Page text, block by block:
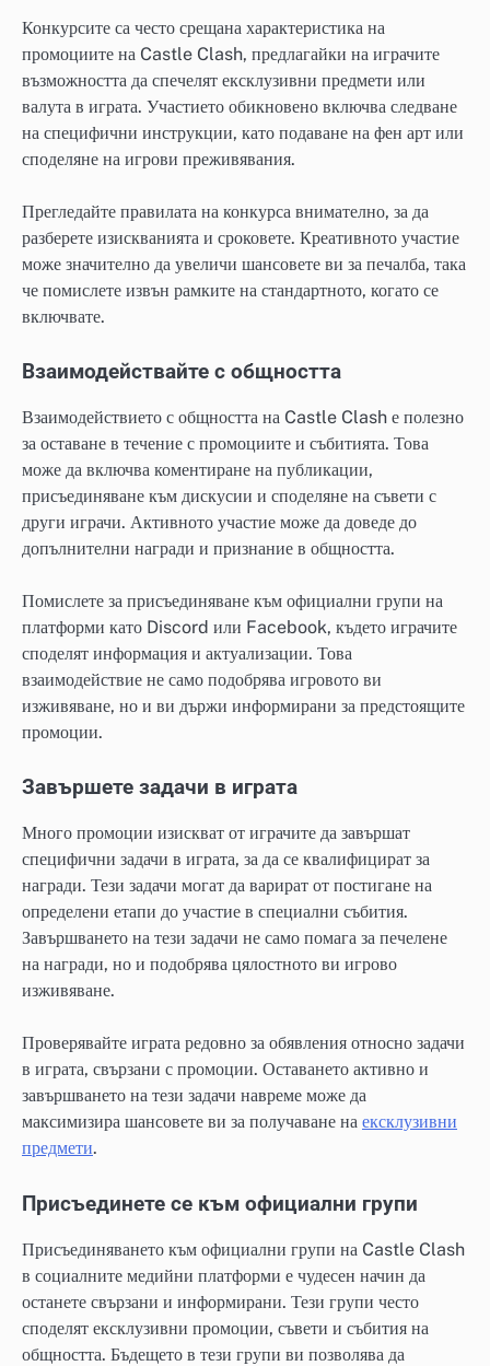
Конкурсите са често срещана характеристика на
промоциите на Castle Clash, предлагайки на играчите
възможността да спечелят ексклузивни предмети или
валута в играта. Участието обикновено включва следване
на специфични инструкции, като подаване на фен арт или
споделяне на игрови преживявания.
Прегледайте правилата на конкурса внимателно, за да
разберете изискванията и сроковете. Креативното участие
може значително да увеличи шансовете ви за печалба, така
че помислете извън рамките на стандартното, когато се
включвате.
Взаимодействайте с общността
Взаимодействието с общността на Castle Clash е полезно
за оставане в течение с промоциите и събитията. Това
може да включва коментиране на публикации,
присъединяване към дискусии и споделяне на съвети с
други играчи. Активното участие може да доведе до
допълнителни награди и признание в общността.
Помислете за присъединяване към официални групи на
платформи като Discord или Facebook, където играчите
споделят информация и актуализации. Това
взаимодействие не само подобрява игровото ви
изживяване, но и ви държи информирани за предстоящите
промоции.
Завършете задачи в играта
Много промоции изискват от играчите да завършат
специфични задачи в играта, за да се квалифицират за
награди. Тези задачи могат да варират от постигане на
определени етапи до участие в специални събития.
Завършването на тези задачи не само помага за печелене
на награди, но и подобрява цялостното ви игрово
изживяване.
Проверявайте играта редовно за обявления относно задачи
в играта, свързани с промоции. Оставането активно и
завършването на тези задачи навреме може да
максимизира шансовете ви за получаване на ексклузивни
предмети.
Присъединете се към официални групи
Присъединяването към официални групи на Castle Clash
в социалните медийни платформи е чудесен начин да
останете свързани и информирани. Тези групи често
споделят ексклузивни промоции, съвети и събития на
общността. Бъдещето в тези групи ви позволява да